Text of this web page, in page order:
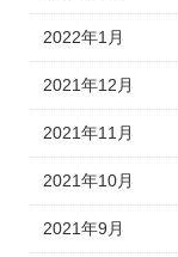
2022年1月
2021年12月
2021年11月
2021年10月
2021年9月